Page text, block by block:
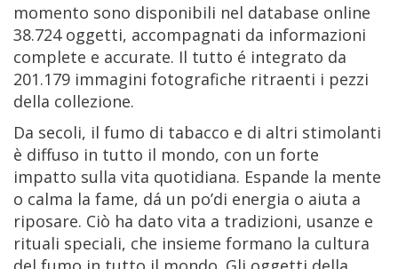
momento sono disponibili nel database online
38.724 oggetti, accompagnati da informazioni
complete e accurate. Il tutto é integrato da
201.179 immagini fotografiche ritraenti i pezzi
della collezione.
Da secoli, il fumo di tabacco e di altri stimolanti
è diffuso in tutto il mondo, con un forte
impatto sulla vita quotidiana. Espande la mente
o calma la fame, dá un po’di energia o aiuta a
riposare. Ciò ha dato vita a tradizioni, usanze e
rituali speciali, che insieme formano la cultura